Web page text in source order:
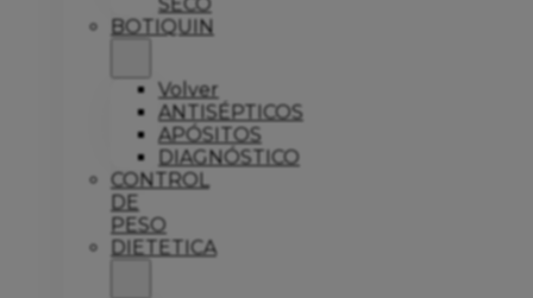
BOTIQUIN
Volver
ANTISÉPTICOS
APÓSITOS
DIAGNÓSTICO
CONTROL
DE
PESO
DIETETICA